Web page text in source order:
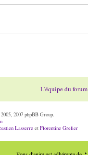
L’équipe du forum
2007 phpBB Group.
Lasserre etFlorentine Grelier